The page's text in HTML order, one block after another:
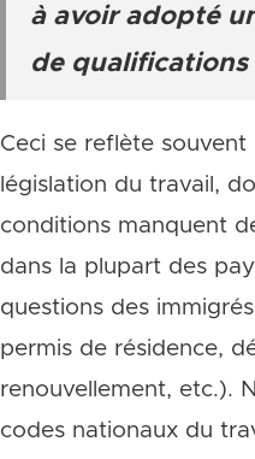
à avoir adopté
de qualifications
Ceci se reflète souvent
législation du travail,
conditions manquent
dans la plupart des
questions des
permis de résidence,
renouvellement, etc.).
codes nationaux du